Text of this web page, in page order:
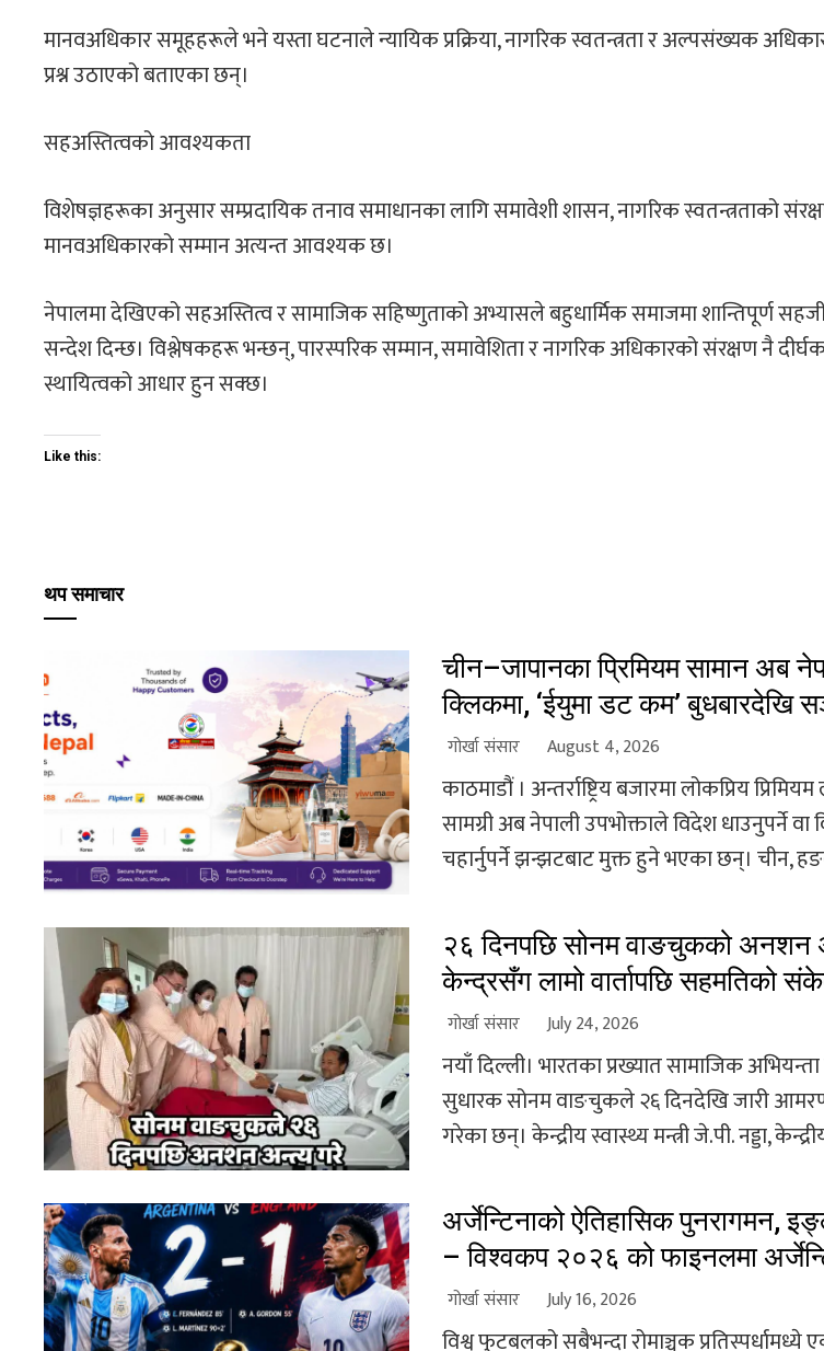
मानवअधिकार समूहहरूले भने यस्ता घटनाले न्यायिक प्रक्रिया, नागरिक स्वतन्त्रता र अल्पसंख्यक
प्रश्न उठाएको बताएका छन्।
सहअस्तित्वको आवश्यकता
विशेषज्ञहरूका अनुसार सम्प्रदायिक तनाव समाधानका लागि समावेशी शासन, नागरिक स्वतन्त्रताको
मानवअधिकारको सम्मान अत्यन्त आवश्यक छ।
नेपालमा देखिएको सहअस्तित्व र सामाजिक सहिष्णुताको अभ्यासले बहुधार्मिक समाजमा शान्तिपूर्ण
सन्देश दिन्छ। विश्लेषकहरू भन्छन्, पारस्परिक सम्मान, समावेशिता र नागरिक अधिकारको संरक्षण नै
स्थायित्वको आधार हुन सक्छ।
Like this:
थप समाचार
चीन–जापानका प्रिमियम सामान अब
क्लिकमा, ‘ईयुमा डट कम’ बुधबारदेखि
गोर्खा संसार August 4, 2026
काठमाडौं । अन्तर्राष्ट्रिय बजारमा लोकप्रिय
सामग्री अब नेपाली उपभोक्ताले विदेश धाउनुपर्ने वा
चहार्नुपर्ने झन्झटबाट मुक्त हुने भएका छन्। चीन,
२६ दिनपछि सोनम वाङचुकको अनशन
केन्द्रसँग लामो वार्तापछि सहमतिको
गोर्खा संसार July 24, 2026
नयाँ दिल्ली। भारतका प्रख्यात सामाजिक अभियन्ता
सुधारक सोनम वाङचुकले २६ दिनदेखि जारी
गरेका छन्। केन्द्रीय स्वास्थ्य मन्त्री जे.पी. नड्डा,
अर्जेन्टिनाको ऐतिहासिक पुनरागमन,
– विश्वकप २०२६ को फाइनलमा
गोर्खा संसार July 16, 2026
विश्व फुटबलको सबैभन्दा रोमाञ्चक प्रतिस्पर्धामध्ये